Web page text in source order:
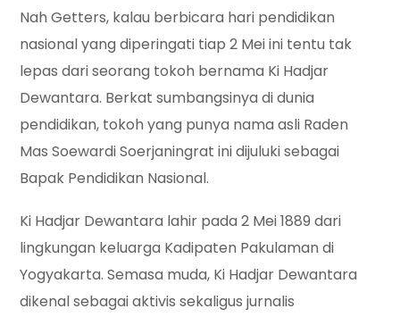
Nah Getters, kalau berbicara hari pendidikan
nasional yang diperingati tiap 2 Mei ini tentu tak
lepas dari seorang tokoh bernama Ki Hadjar
Dewantara. Berkat sumbangsinya di dunia
pendidikan, tokoh yang punya nama asli Raden
Mas Soewardi Soerjaningrat ini dijuluki sebagai
Bapak Pendidikan Nasional.
Ki Hadjar Dewantara lahir pada 2 Mei 1889 dari
lingkungan keluarga Kadipaten Pakulaman di
Yogyakarta. Semasa muda, Ki Hadjar Dewantara
dikenal sebagai aktivis sekaligus jurnalis